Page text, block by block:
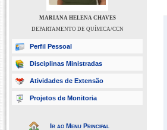
MARIANA HELENA CHAVES
DEPARTAMENTO DE QUÍMICA/CCN
Perfil Pessoal
Disciplinas Ministradas
Atividades de Extensão
Projetos de Monitoria
Ir ao Menu Principal